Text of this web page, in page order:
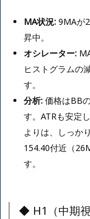
MA状況: 9MAが
昇中。
オシレーター:
ヒストグラムの
す。
分析: 価格はBB
す。ATRも安定
よりは、しっか
154.40付近（
す。
◆ H1（中期視